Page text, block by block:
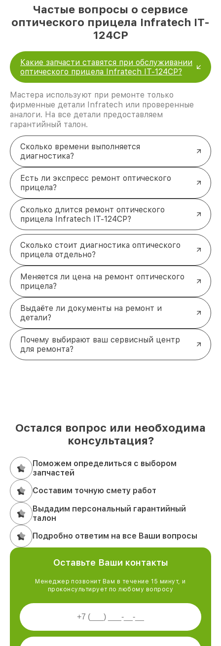
Частые вопросы о сервисе
оптического прицела Infratech IT-
124CP
Какие запчасти ставятся при обслуживании
оптического прицела Infratech IT-124CP?
Мастера используют при ремонте только
фирменные детали Infratech или проверенные
аналоги. На все детали предоставляем
гарантийный талон.
Сколько времени выполняется
диагностика?
Есть ли экспресс ремонт оптического
прицела?
Сколько длится ремонт оптического
прицела Infratech IT-124CP?
Сколько стоит диагностика оптического
прицела отдельно?
Меняется ли цена на ремонт оптического
прицела?
Выдаёте ли документы на ремонт и
детали?
Почему выбирают ваш сервисный центр
для ремонта?
Остался вопрос или необходима
консультация?
Поможем определиться с выбором
запчастей
Составим точную смету работ
Выдадим персональный гарантийный
талон
Подробно ответим на все Ваши вопросы
Оставьте Ваши контакты
Менеджер позвонит Вам в течение 15 минут, и
проконсультирует по любому вопросу